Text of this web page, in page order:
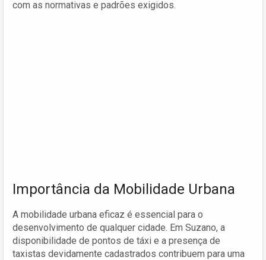
com as normativas e padrões exigidos.
Importância da Mobilidade Urbana
A mobilidade urbana eficaz é essencial para o
desenvolvimento de qualquer cidade. Em Suzano, a
disponibilidade de pontos de táxi e a presença de
taxistas devidamente cadastrados contribuem para uma